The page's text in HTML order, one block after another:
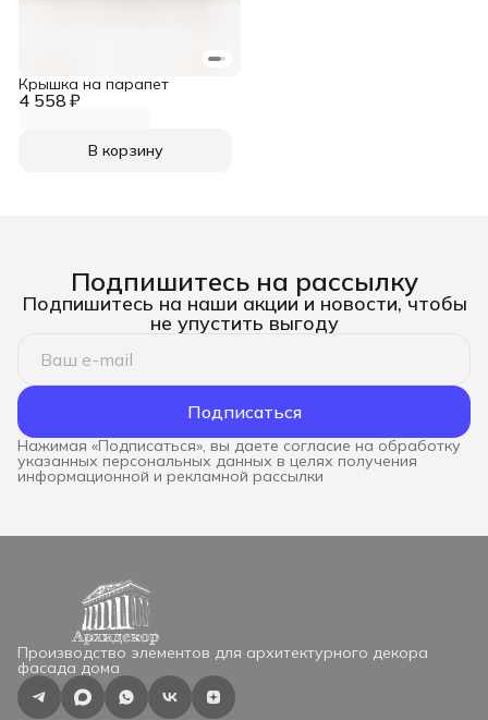
4 558 ₽
Крышка на парапет
В корзину
Подпишитесь на рассылку
Подпишитесь на наши акции и новости, чтобы
не упустить выгоду
Подписаться
Нажимая «Подписаться», вы даете согласие на обработку
указанных персональных данных в целях получения
информационной и рекламной рассылки
Производство элементов для архитектурного декора
фасада дома